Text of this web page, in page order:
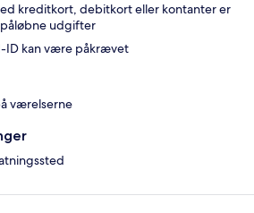
kreditkort, debitkort eller kontanter er
udgifter
ID kan være påkrævet
værelserne